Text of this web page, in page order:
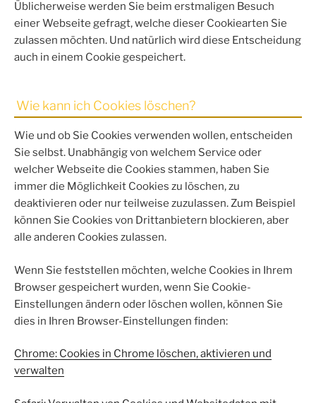
Üblicherweise werden Sie beim erstmaligen Besuch
einer Webseite gefragt, welche dieser Cookiearten Sie
zulassen möchten. Und natürlich wird diese Entscheidung
auch in einem Cookie gespeichert.
Wie kann ich Cookies löschen?
Wie und ob Sie Cookies verwenden wollen, entscheiden
Sie selbst. Unabhängig von welchem Service oder
welcher Webseite die Cookies stammen, haben Sie
immer die Möglichkeit Cookies zu löschen, zu
deaktivieren oder nur teilweise zuzulassen. Zum Beispiel
können Sie Cookies von Drittanbietern blockieren, aber
alle anderen Cookies zulassen.
Wenn Sie feststellen möchten, welche Cookies in Ihrem
Browser gespeichert wurden, wenn Sie Cookie-
Einstellungen ändern oder löschen wollen, können Sie
dies in Ihren Browser-Einstellungen finden:
Chrome: Cookies in Chrome löschen, aktivieren und
verwalten